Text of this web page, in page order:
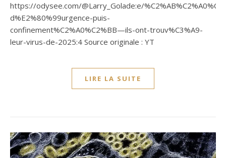
https://odysee.com/@Larry_Golade:e/
d%E2%80%99urgence-puis-
confinement%C2%A0%C2%BB—ils-ont-trouv%C3%A9-
leur-virus-de-2025:4 Source originale : YT
LIRE LA SUITE